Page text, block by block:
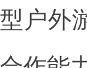
型户外